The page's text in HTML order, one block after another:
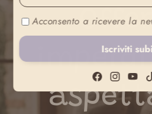
Acconsento a ricevere la
Iscriviti
Facebook
Instagram